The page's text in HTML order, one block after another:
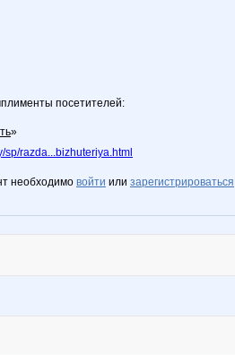
посетителей:
»
sp/razda...bizhuteriya.html
необходимо войти или зарегистрироваться